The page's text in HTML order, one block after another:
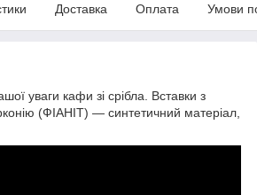
Доставка Оплата Умови
уваги кафи зі срібла. Вставки з
(ФІАНІТ) — синтетичний матеріал,